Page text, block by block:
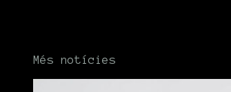
Més notícies